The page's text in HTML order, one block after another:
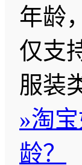
年龄
仅支
服装
»淘
龄？